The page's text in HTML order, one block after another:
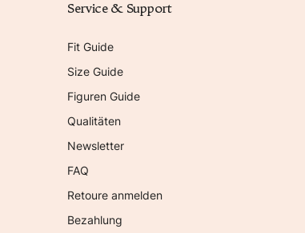
Service & Support
Fit Guide
Size Guide
Figuren Guide
Qualitäten
Newsletter
FAQ
Retoure anmelden
Bezahlung